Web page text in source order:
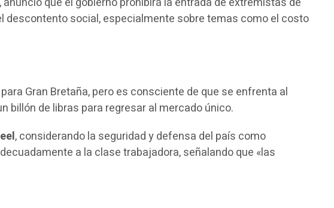
descontento social, especialmente sobre temas como el costo
Gran Bretaña, pero es consciente de que se enfrenta al
billón de libras para regresar al mercado único.
, considerando la seguridad y defensa del país como
a la clase trabajadora, señalando que «las